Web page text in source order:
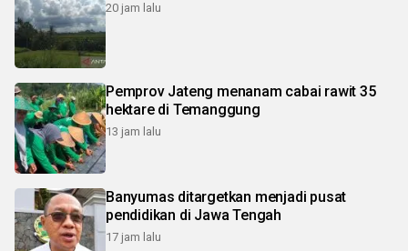
20 jam lalu
Pemprov Jateng menanam cabai rawit 35
hektare di Temanggung
13 jam lalu
Banyumas ditargetkan menjadi pusat
pendidikan di Jawa Tengah
17 jam lalu